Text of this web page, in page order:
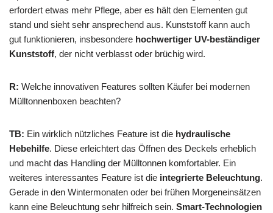
erfordert etwas mehr Pflege, aber es hält den Elementen gut
stand und sieht sehr ansprechend aus. Kunststoff kann auch
gut funktionieren, insbesondere hochwertiger UV-beständiger
Kunststoff, der nicht verblasst oder brüchig wird.
R: Welche innovativen Features sollten Käufer bei modernen
Mülltonnenboxen beachten?
TB: Ein wirklich nützliches Feature ist die hydraulische
Hebehilfe. Diese erleichtert das Öffnen des Deckels erheblich
und macht das Handling der Mülltonnen komfortabler. Ein
weiteres interessantes Feature ist die integrierte Beleuchtung.
Gerade in den Wintermonaten oder bei frühen Morgeneinsätzen
kann eine Beleuchtung sehr hilfreich sein. Smart-Technologien